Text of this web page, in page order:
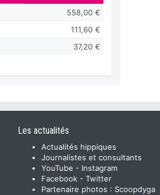
558,00 €
111,60 €
37,20 €
Les actualités
Actualités hippiques
Journalistes et consultants
YouTube - Instagram
Facebook - Twitter
Partenaire photos : Scoopdyga